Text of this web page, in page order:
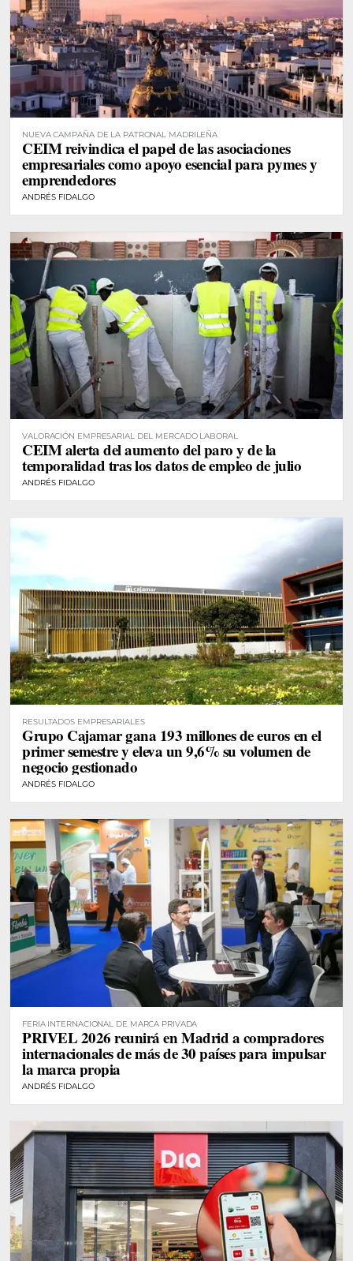
NUEVA CAMPAÑA DE LA PATRONAL MADRILEÑA
CEIM reivindica el papel de las asociaciones
empresariales como apoyo esencial para pymes y
emprendedores
ANDRÉS FIDALGO
VALORACIÓN EMPRESARIAL DEL MERCADO LABORAL
CEIM alerta del aumento del paro y de la
temporalidad tras los datos de empleo de julio
ANDRÉS FIDALGO
RESULTADOS EMPRESARIALES
Grupo Cajamar gana 193 millones de euros en el
primer semestre y eleva un 9,6% su volumen de
negocio gestionado
ANDRÉS FIDALGO
FERIA INTERNACIONAL DE MARCA PRIVADA
PRIVEL 2026 reunirá en Madrid a compradores
internacionales de más de 30 países para impulsar
la marca propia
ANDRÉS FIDALGO